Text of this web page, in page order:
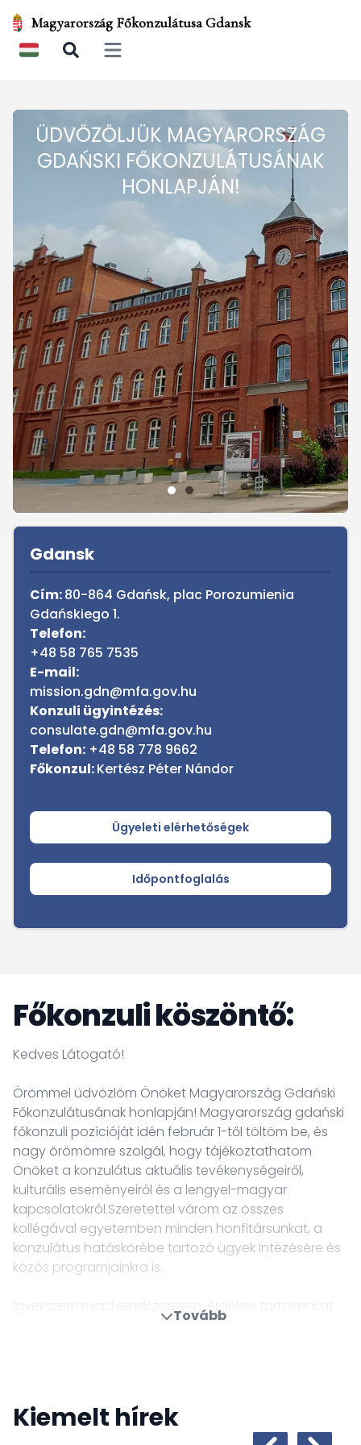
Magyarország Főkonzulátusa Gdansk
Open main menu
ÜDVÖZÖLJÜK MAGYARORSZÁG
GDAŃSKI FŐKONZULÁTUSÁNAK
HONLAPJÁN!
Sidebar
Gdansk
Cím:80-864 Gdańsk, plac Porozumienia
Gdańskiego 1.
Telefon:
+48 58 765 7535
E-mail:
mission.gdn@mfa.gov.hu
Konzuli ügyintézés:
consulate.gdn@mfa.gov.hu
Telefon: +48 58 778 9662
Főkonzul:Kertész Péter Nándor
Ügyeleti elérhetőségek
Időpontfoglalás
Főkonzuli köszöntő:
Kedves Látogató!
Örömmel üdvözlöm Önöket Magyarország Gdański
Főkonzulátusának honlapján! Magyarország gdański
főkonzuli pozícióját idén február 1-től töltöm be, és
nagy örömömre szolgál, hogy tájékoztathatom
Önöket a konzulátus aktuális tevékenységeiről,
kulturális eseményeiről és a lengyel-magyar
kapcsolatokról.Szeretettel várom az összes
kollégával egyetemben minden honfitársunkat, a
konzulátus hatáskörébe tartozó ügyek intézésére és
közös programjainkra is.
Igyekszem majd rendszeresen, érdekes tartalmakat
közzétenni, és válaszolni az Önök kérdéseire,
oldalunkat, ahol külképviseletünk tevékenységét
követhetik nyomon.
Tovább
Kiemelt hírek